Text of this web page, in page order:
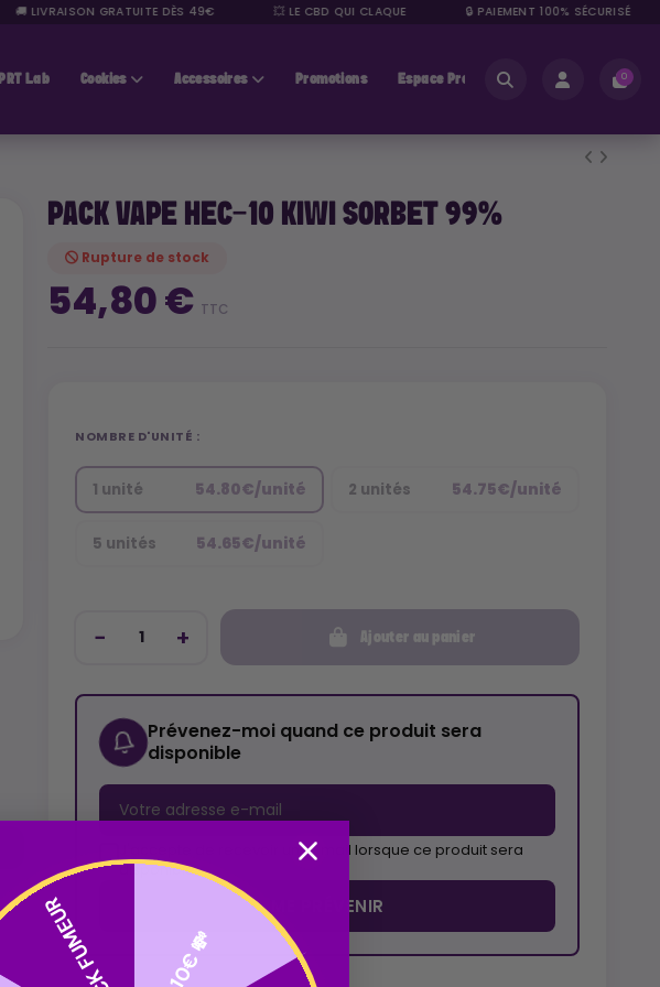
🚚 LIVRAISON GRATUITE DÈS 49€ 💥 LE CBD QUI CLAQUE 🔒 PAIEMENT 100% SÉCURISÉ
PRT Lab Cookies Accessoires Promotions Espace Pros 0
PACK VAPE HEC-10 KIWI SORBET 99%
Rupture de stock
54,80 € TTC
NOMBRE D'UNITÉ :
1 unité 54.80€/unité 2 unités 54.75€/unité
5 unités 54.65€/unité
Ajouter au panier
Prévenez-moi quand ce produit sera
disponible
J'accepte de recevoir un e-mail lorsque ce produit sera
disponible
ME PRÉVENIR
10€ 💸
PACK FUMEUR